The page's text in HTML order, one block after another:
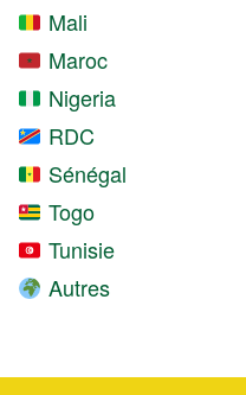
Mali
Maroc
Nigeria
RDC
Sénégal
Togo
Tunisie
Autres